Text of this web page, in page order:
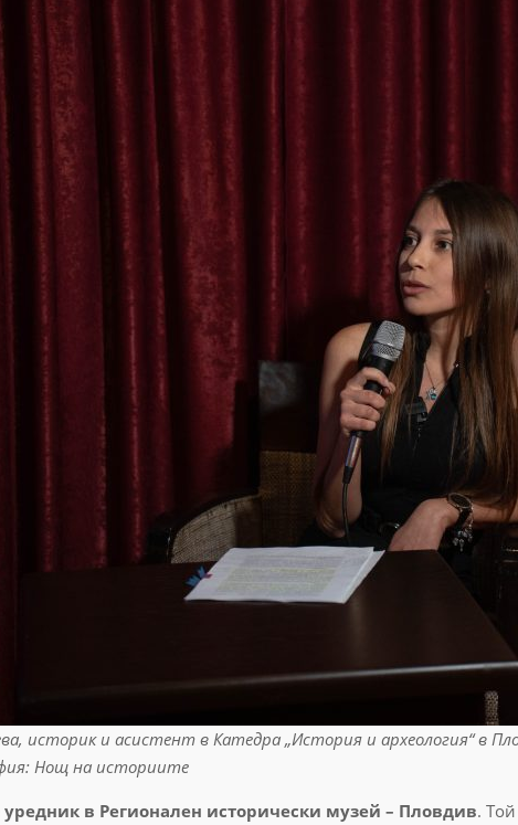
историк и асистент в Катедра „История и археология“ в
Нощ на историите
уредник в Регионален исторически музей – Пловдив.